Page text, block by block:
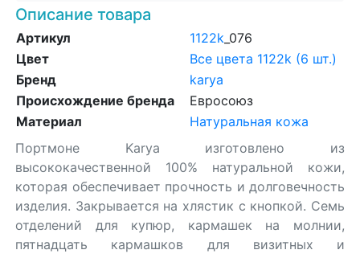
Описание товара
Артикул 1122k _076
Цвет
Все цвета 1122k (6 шт.)
Бренд
karya
Происхождение бренда
Евросоюз
Материал
Натуральная кожа
Портмоне Karya изготовлено из
высококачественной 100% натуральной кожи,
которая обеспечивает прочность и долговечность
изделия. Закрывается на хлястик с кнопкой. Семь
отделений для купюр, кармашек на молнии,
пятнадцать кармашков для визитных и